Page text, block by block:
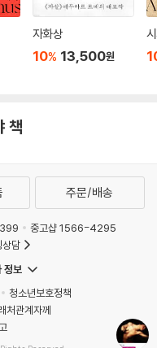
자화상
10% 13,500원
책
주문/배송
중고샵 1566-4295
담
정보
청소년보호정책
처관계자께